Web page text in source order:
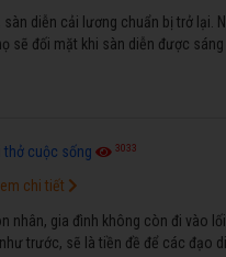
sàn diễn cải lương chuẩn bị trở lại.
sẽ đối mặt khi sàn diễn được sáng
thở cuộc sống 3033
nhân, gia đình không còn đi vào
trước, sẽ là tiền đề để các đạo
chi tiết